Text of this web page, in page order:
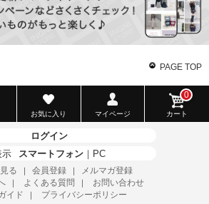
PAGE TOP
お気に入り マイページ カート
0
ログイン
示
スマートフォン ｜ PC
る ｜ 会員登録 ｜
メルマガ登録
｜ よくある質問 ｜
お問い合わせ
イド
プライバシーポリシー